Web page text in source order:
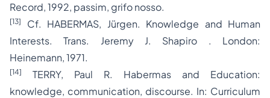
Record, 1992, passim, grifo nosso.
[13]
Cf. HABERMAS, Jürgen. Knowledge and Human
Interests. Trans. Jeremy J. Shapiro . London:
Heinemann, 1971.
[14]
TERRY, Paul R. Habermas and Education:
knowledge, communication, discourse. In: Curriculum